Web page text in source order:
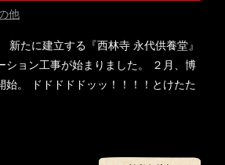
他
新たに建立する『西林寺 永代供養堂』
ション工事が始まりました。 ２月、博
。 ドドドドドッッ！！！！とけたた